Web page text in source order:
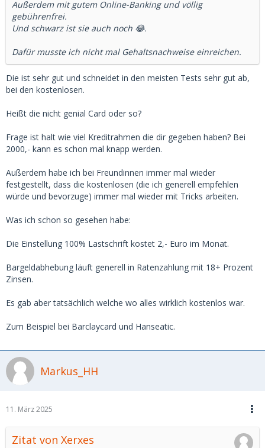
Außerdem mit gutem Online-Banking und völlig
gebührenfrei.
Und schwarz ist sie auch noch 😂.
Dafür musste ich nicht mal Gehaltsnachweise einreichen.
Die ist sehr gut und schneidet in den meisten Tests sehr gut ab,
bei den kostenlosen.
Heißt die nicht genial Card oder so?
Frage ist halt wie viel Kreditrahmen die dir gegeben haben? Bei
2000,- kann es schon mal knapp werden.
Außerdem habe ich bei Freundinnen immer mal wieder
festgestellt, dass die kostenlosen (die ich generell empfehlen
würde und bevorzuge) immer mal wieder mit Tricks arbeiten.
Was ich schon so gesehen habe:
Die Einstellung 100% Lastschrift kostet 2,- Euro im Monat.
Bargeldabhebung läuft generell in Ratenzahlung mit 18+ Prozent
Zinsen.
Es gab aber tatsächlich welche wo alles wirklich kostenlos war.
Zum Beispiel bei Barclaycard und Hanseatic.
Markus_HH
11. März 2025
Zitat von Xerxes